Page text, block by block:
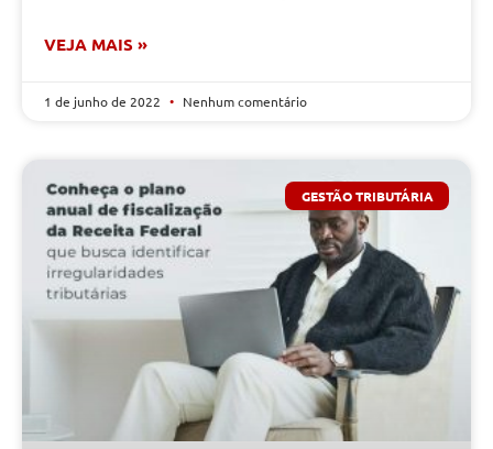
VEJA MAIS »
1 de junho de 2022 Nenhum comentário
GESTÃO TRIBUTÁRIA